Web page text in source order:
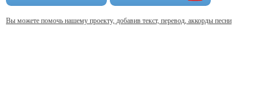
Вы можете помочь нашему проекту, добавив текст, перевод, аккорды песни